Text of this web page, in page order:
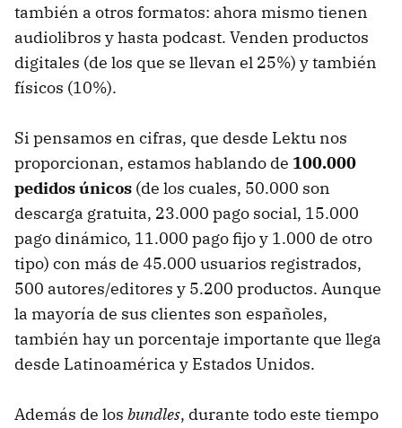
también a otros formatos: ahora mismo tienen
audiolibros y hasta podcast. Venden productos
digitales (de los que se llevan el 25%) y también
físicos (10%).
Si pensamos en cifras, que desde Lektu nos
proporcionan, estamos hablando de 100.000
pedidos únicos (de los cuales, 50.000 son
descarga gratuita, 23.000 pago social, 15.000
pago dinámico, 11.000 pago fijo y 1.000 de otro
tipo) con más de 45.000 usuarios registrados,
500 autores/editores y 5.200 productos. Aunque
la mayoría de sus clientes son españoles,
también hay un porcentaje importante que llega
desde Latinoamérica y Estados Unidos.
Además de los bundles, durante todo este tiempo